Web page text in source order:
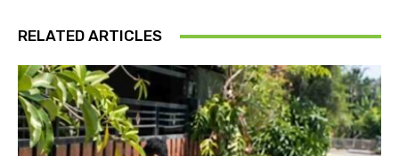
RELATED ARTICLES